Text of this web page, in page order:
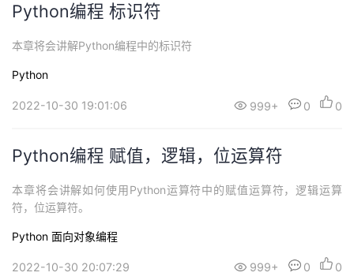
Python编程 标识符
本章将会讲解Python编程中的标识符
Python
2022-10-30 19:01:06 999+ 0 0
Python编程 赋值，逻辑，位运算符
本章将会讲解如何使用Python运算符中的赋值运算符，逻辑运算
符，位运算符。
Python 面向对象编程
2022-10-30 20:07:29 999+ 0 0